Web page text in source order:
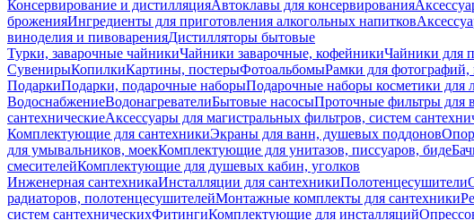
Консервирование и дистилляцияАвтоклавы для консервирования
броженияИнгредиенты для приготовления алкогольных напитков
виноделия и пивоваренияДистилляторы бытовые
Турки, заварочные чайникиЧайники заварочные, кофейникиЧайники для
СувенирыКопилкиКартины, постерыФотоальбомыРамки для фотографий,
ПодаркиПодарки, подарочные наборыПодарочные наборы косметики для
ВодоснабжениеВодонагревателиБытовые насосыПроточные фильтры для
сантехническиеАксессуары для магистральных фильтров, систем
Комплектующие для сантехникиЭкраны для ванн, душевых поддонов
для умывальников, моекКомплектующие для унитазов, писсуаров, биде
смесителейКомплектующие для душевых кабин, уголков
Инженерная сантехникаИнсталляции для сантехникиПолотенцесушители
радиаторов, полотенцесушителейМонтажные комплекты для сантехники
систем сантехническихФитингиКомплектующие для инсталляций